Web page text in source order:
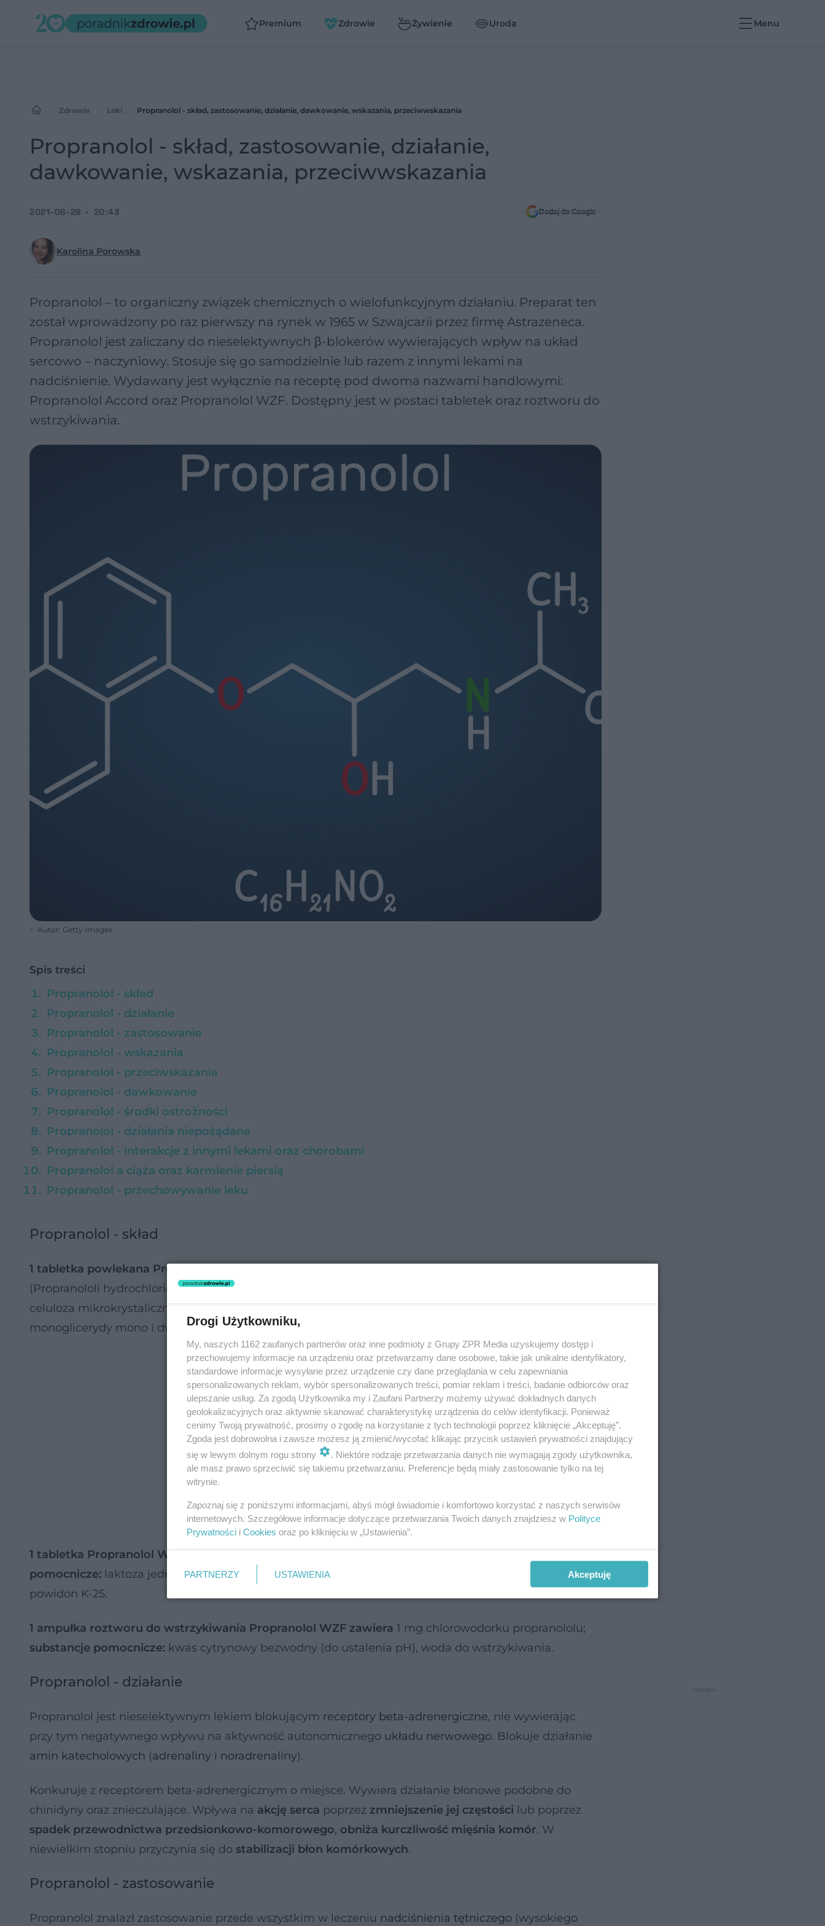
Premium Zdrowie Żywienie Uroda Menu
Zdrowie Leki Propranolol - skład, zastosowanie, działanie, dawkowanie, wskazania, przeciwwskazania
Propranolol - skład, zastosowanie, działanie,
dawkowanie, wskazania, przeciwwskazania
Karolina Porowska
2021-06-28 20:43 Dodaj do Google
Propranolol – to organiczny związek chemicznych o wielofunkcyjnym działaniu. Preparat ten
został wprowadzony po raz pierwszy na rynek w 1965 w Szwajcarii przez firmę Astrazeneca.
Propranolol jest zaliczany do nieselektywnych β-blokerów wywierających wpływ na układ
sercowo – naczyniowy. Stosuje się go samodzielnie lub razem z innymi lekami na
nadciśnienie. Wydawany jest wyłącznie na receptę pod dwoma nazwami handlowymi:
Propranolol Accord oraz Propranolol WZF. Dostępny jest w postaci tabletek oraz roztworu do
wstrzykiwania.
Autor: Getty Images
Spis treści
Propranolol - skład
Propranolol - działanie
Propranolol - zastosowanie
Propranolol - wskazania
Propranolol - przeciwskazania
Propranolol - dawkowanie
Propranolol - środki ostrożności
Propranolol - działania niepożądane
Propranolol - interakcje z innymi lekami oraz chorobami
Propranolol a ciąża oraz karmienie piersią
Propranolol - przechowywanie leku
Propranolol - skład
1 tabletka powlekana Propranolol Accord zawiera:
(Propranololi hydrochloridum);substancje pomocnicze:
celuloza mikrokrystaliczna, stearynian magnezu;
monoglicerydy mono i dwuacetylowane, tytanu dwutlenek (E 171).
1 tabletka Propranolol WZF zawiera
pomocnicze: laktoza jednowodna, sacharoza, skrobia ziemniaczana, talk, stearynian magnezu,
powidon K-25.
1 ampułka roztworu do wstrzykiwania Propranolol WZF zawiera 1 mg chlorowodorku propranololu;
substancje pomocnicze: kwas cytrynowy bezwodny (do ustalenia pH), woda do wstrzykiwania.
Propranolol - działanie
Propranolol jest nieselektywnym lekiem blokującym receptory beta-adrenergiczne, nie wywierając
przy tym negatywnego wpływu na aktywność autonomicznego układu nerwowego. Blokuje działanie
amin katecholowych (adrenaliny i noradrenaliny).
Konkuruje z receptorem beta-adrenergicznym o miejsce. Wywiera działanie błonowe podobne do
chinidyny oraz znieczulające. Wpływa na akcję serca poprzez zmniejszenie jej częstości lub poprzez
spadek przewodnictwa przedsionkowo-komorowego, obniża kurczliwość mięśnia komór. W
niewielkim stopniu przyczynia się do stabilizacji błon komórkowych.
Propranolol - zastosowanie
Propranolol znalazł zastosowanie przede wszystkim w leczeniu nadciśnienia tętniczego (wysokiego
Drogi Użytkowniku,
My, naszych 1162 zaufanych partnerów oraz inne podmioty z Grupy ZPR Media uzyskujemy dostęp i
przechowujemy informacje na urządzeniu oraz przetwarzamy dane osobowe, takie jak unikalne identyfikatory,
standardowe informacje wysyłane przez urządzenie czy dane przeglądania w celu zapewniania
spersonalizowanych reklam, wybór spersonalizowanych treści, pomiar reklam i treści, badanie odbiorców oraz
ulepszanie usług. Za zgodą Użytkownika my i Zaufani Partnerzy możemy używać dokładnych danych
geolokalizacyjnych oraz aktywnie skanować charakterystykę urządzenia do celów identyfikacji. Ponieważ
cenimy Twoją prywatność, prosimy o zgodę na korzystanie z tych technologii poprzez kliknięcie „Akceptuję”.
Zgoda jest dobrowolna i zawsze możesz ją zmienić/wycofać klikając przycisk ustawień prywatności znajdujący
się w lewym dolnym rogu strony
. Niektóre rodzaje przetwarzania danych nie wymagają zgody użytkownika,
ale masz prawo sprzeciwić się takiemu przetwarzaniu. Preferencje będą miały zastosowanie tylko na tej
witrynie.
Zapoznaj się z poniższymi informacjami, abyś mógł świadomie i komfortowo korzystać z naszych serwisów
internetowych. Szczegółowe informacje dotyczące przetwarzania Twoich danych znajdziesz w Polityce
Prywatności i Cookies oraz po kliknięciu w „Ustawienia”.
PARTNERZY USTAWIENIA Akceptuję